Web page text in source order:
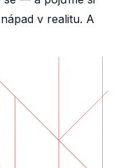
v realitu. A